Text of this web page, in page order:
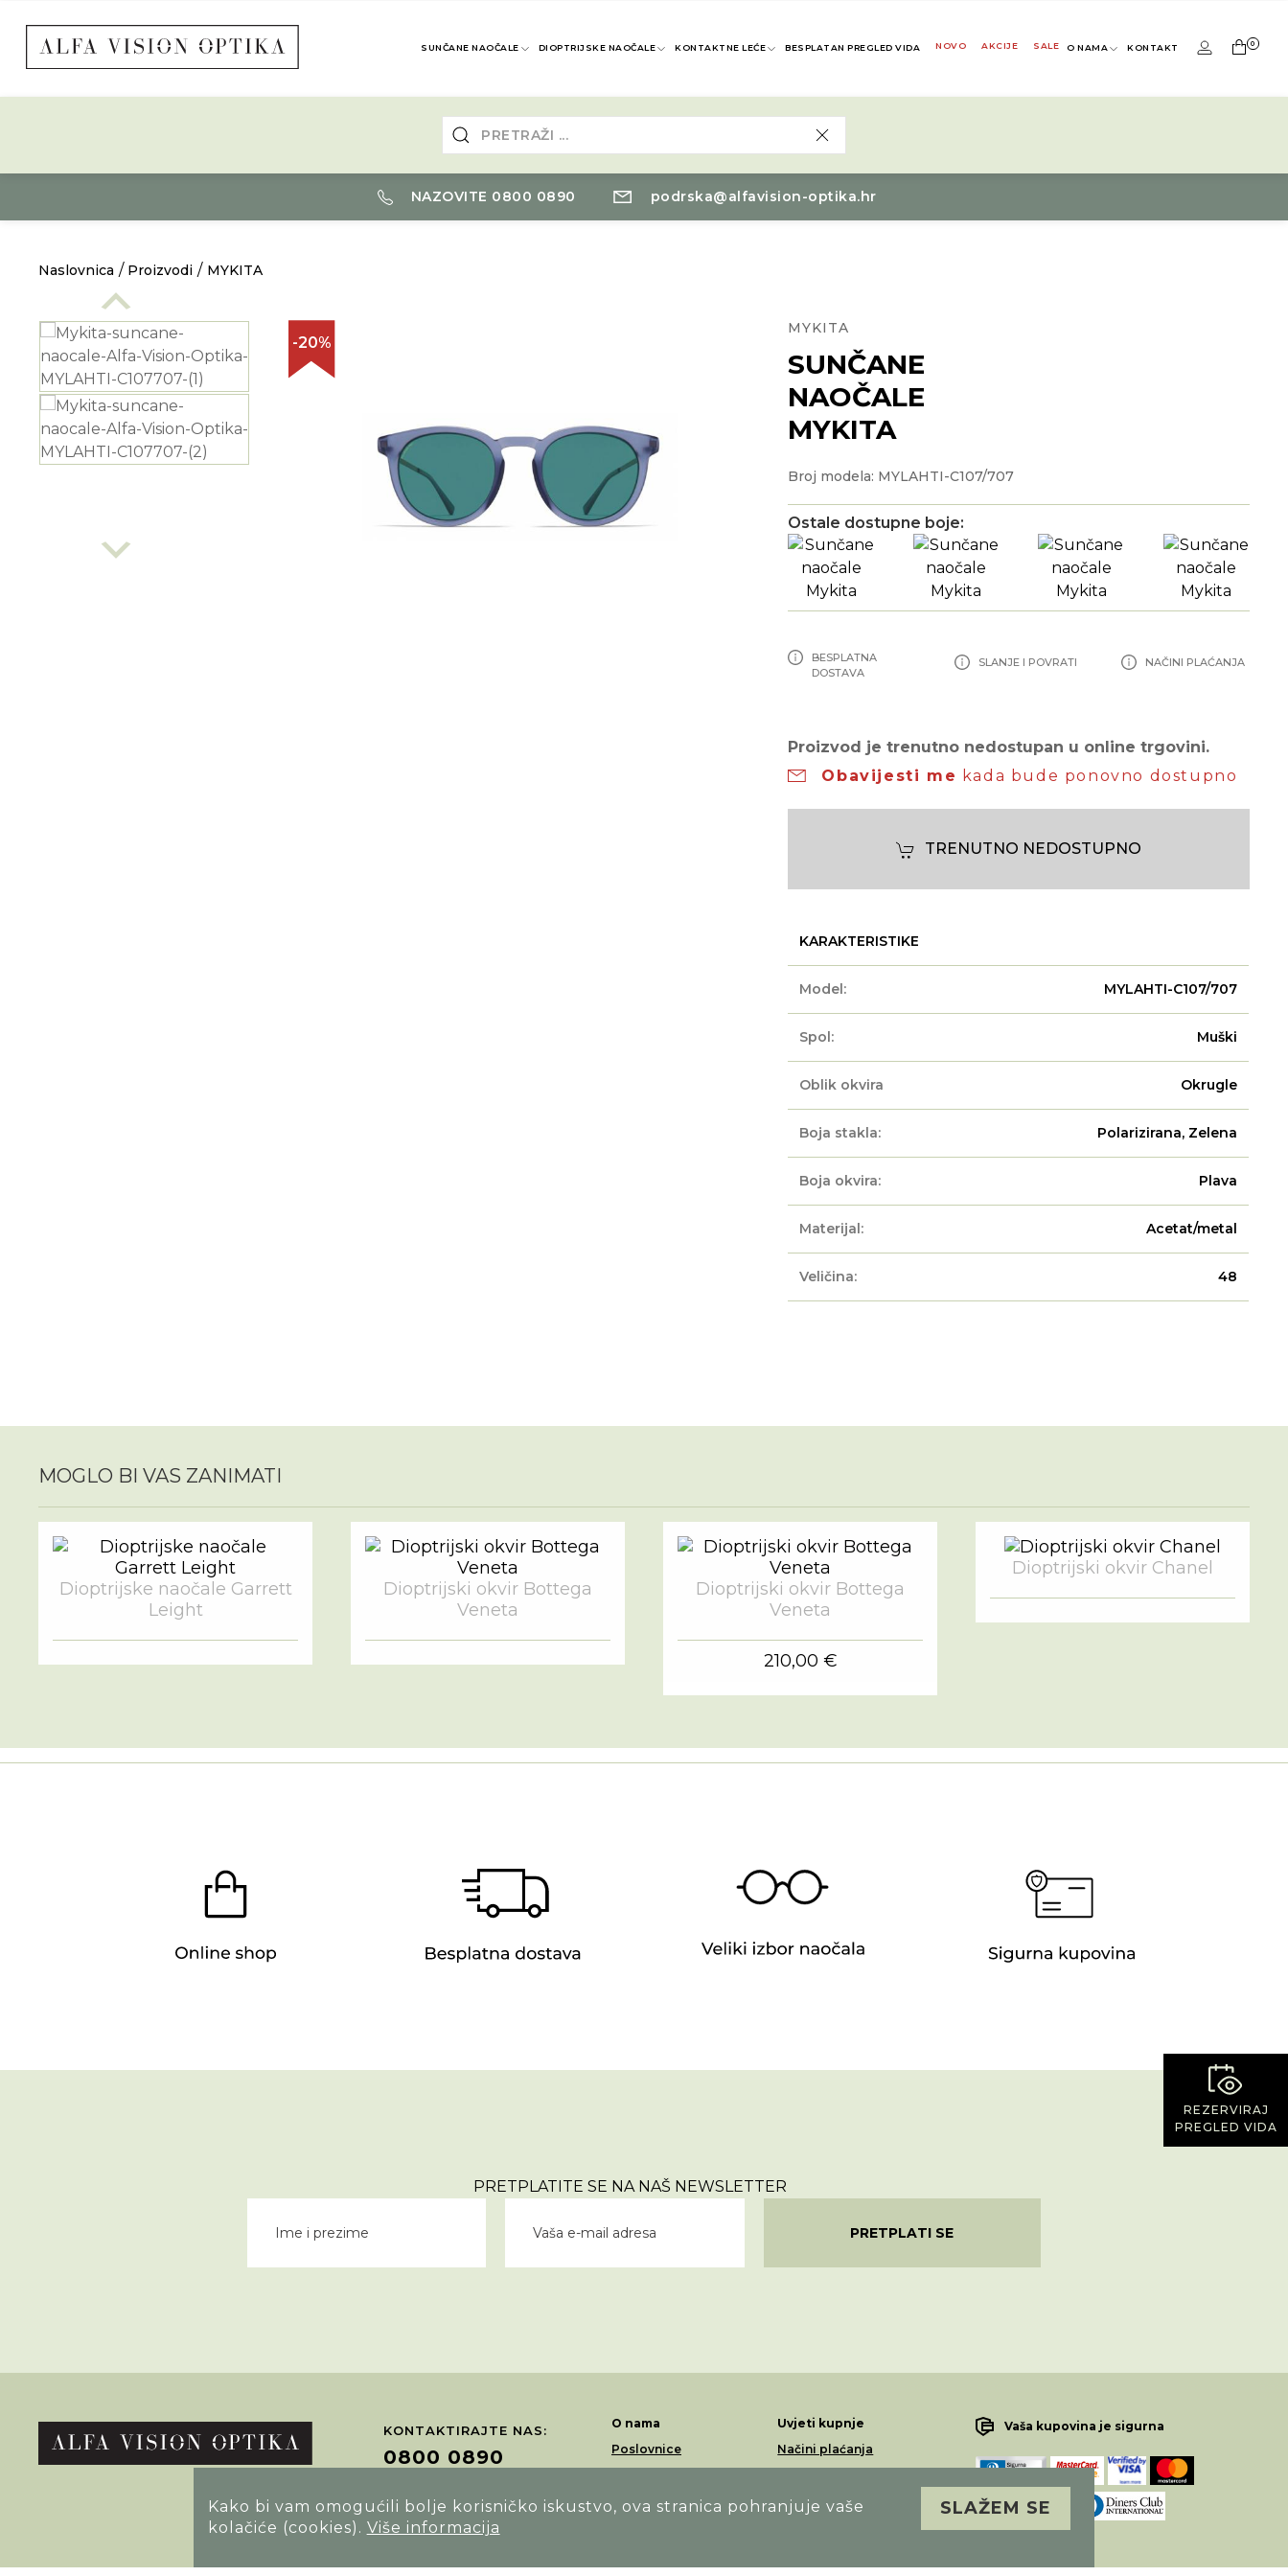
Kako bi vam omogućili bolje korisničko iskustvo, ova stranica pohranjuje vaše
kolačiće (cookies). Više informacija
SLAŽEM SE
SUNČANE NAOČALE DIOPTRIJSKE NAOČALE KONTAKTNE LEĆE BESPLATAN PREGLED VIDA NOVO AKCIJE SALE O NAMA KONTAKT 0
NAZOVITE 0800 0890 podrska@alfavision-optika.hr
REZERVIRAJ
PREGLED VIDA
Naslovnica Proizvodi MYKITA
-20%
MYKITA
SUNČANE
NAOČALE
MYKITA
Broj modela: MYLAHTI-C107/707
Ostale dostupne boje:
BESPLATNA
DOSTAVA
SLANJE I POVRATI NAČINI PLAĆANJA
Proizvod je trenutno nedostupan u online trgovini.
Obavijesti me kada bude ponovno dostupno
TRENUTNO NEDOSTUPNO
KARAKTERISTIKE
Model: MYLAHTI-C107/707
Spol: Muški
Oblik okvira Okrugle
Boja stakla: Polarizirana, Zelena
Boja okvira: Plava
Materijal: Acetat/metal
Veličina: 48
MOGLO BI VAS ZANIMATI
Dioptrijske naočale Garrett
Leight
Dioptrijski okvir Bottega
Veneta
Dioptrijski okvir Bottega
Veneta
210,00 €
Dioptrijski okvir Chanel
PRETPLATITE SE NA NAŠ NEWSLETTER
PRETPLATI SE
KONTAKTIRAJTE NAS:
0800 0890
POTRAŽITE NAS NA:
O nama
Poslovnice
Loyalty program
Uvjeti kupnje
Načini plaćanja
Povrati i reklamacije
Vaša kupovina je sigurna